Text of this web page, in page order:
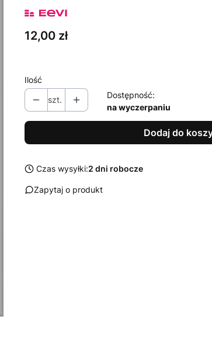
Cena
12,00 zł
Ilość
szt.
Dostępność:
na wyczerpaniu
Dodaj do
Czas wysyłki:2 dni robocze
Zapytaj o produkt